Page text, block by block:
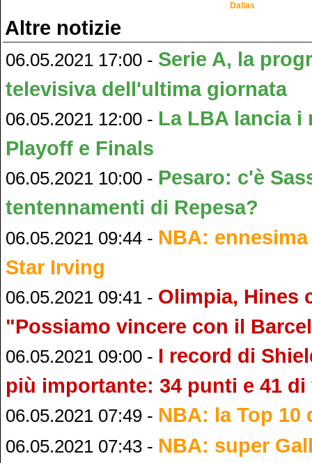
Dallas
Altre notizie
06.05.2021 17:00 - Serie A, la
televisiva dell'ultima giornata
06.05.2021 12:00 - La LBA lancia
Playoff e Finals
06.05.2021 10:00 - Pesaro: c'è
tentennamenti di Repesa?
06.05.2021 09:44 - NBA:
Star Irving
06.05.2021 09:41 - Olimpia, Hines
"Possiamo vincere con il
06.05.2021 09:00 - I record di
più importante: 34 punti e 41
06.05.2021 07:49 - NBA: la Top 10
06.05.2021 07:43 - NBA: super